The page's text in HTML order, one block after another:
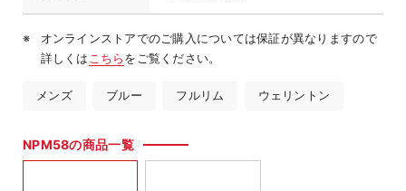
オンラインストアでのご購入については保証が異なりますので
詳しくは こちらをご覧ください。
メンズ ブルー フルリム ウェリントン
NPM58の商品一覧